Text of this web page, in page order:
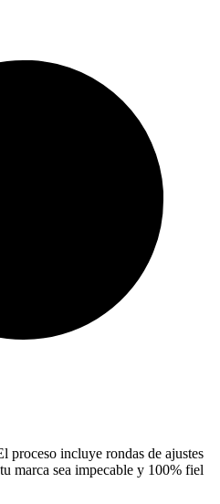
proceso incluye rondas de ajustes
marca sea impecable y 100% fiel